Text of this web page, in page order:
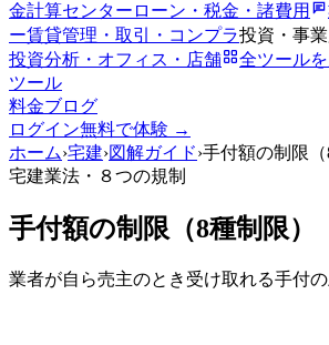
金計算センター ローン・税金・諸費用
ー賃貸管理・取引・コンプラ投資・事業
投資分析・オフィス・店舗
全ツール
ツール
料金ブログ
ログイン無料で体験 →
ホーム›宅建›図解ガイド›手付額の制限（
宅建業法 ・８つの規制
手付額の制限（8種制限）
業者が自ら売主のとき受け取れる手付